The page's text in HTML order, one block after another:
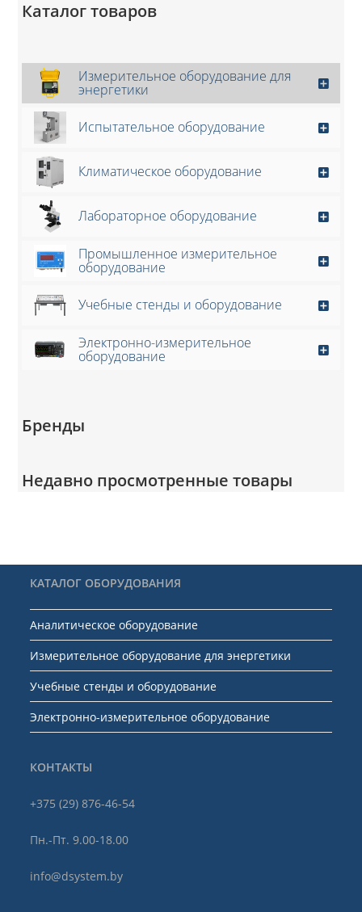
Каталог товаров
Измерительное оборудование для
энергетики
Испытательное оборудование
Климатическое оборудование
Лабораторное оборудование
Промышленное измерительное
оборудование
Учебные стенды и оборудование
Электронно-измерительное
оборудование
Бренды
Недавно просмотренные товары
КАТАЛОГ ОБОРУДОВАНИЯ
Аналитическое оборудование
Измерительное оборудование для энергетики
Учебные стенды и оборудование
Электронно-измерительное оборудование
КОНТАКТЫ
+375 (29) 876-46-54
Пн.-Пт. 9.00-18.00
info@dsystem.by